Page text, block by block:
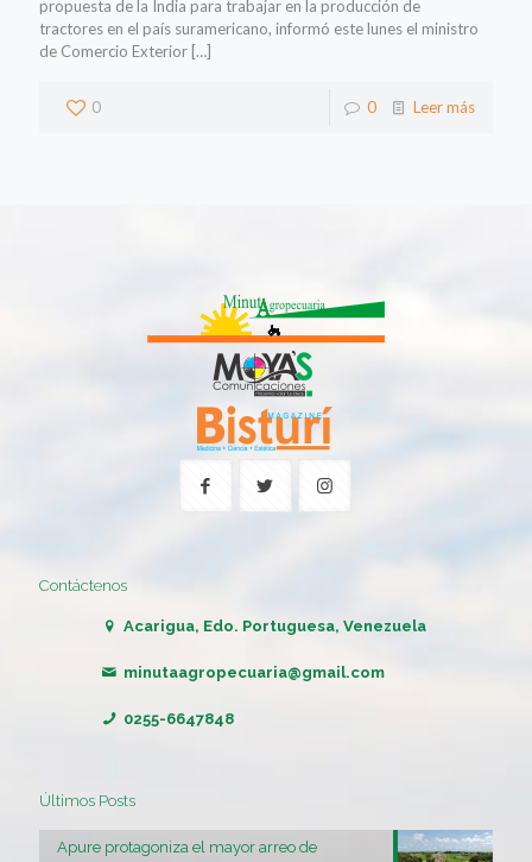
propuesta de la India para trabajar en la producción de
tractores en el país suramericano, informó este lunes el ministro
de Comercio Exterior […]
0 0 Leer más
Contáctenos
Acarigua, Edo. Portuguesa, Venezuela
minutaagropecuaria@gmail.com
0255-6647848
Últimos Posts
Apure protagoniza el mayor arreo de